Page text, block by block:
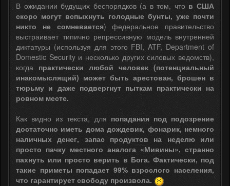
В ожидании будущих беспорядков (а в том, что в США
скоро могут вспыхнуть голодные бунты, уже почти
никто не сомневается) федеральное правительство
выстраивает типично репрессивную модель внутренней
диктатуры (используя для этого FBI, ATF, Department of
Domestic Security и несколько других силовых ведомств),
когда практически любой человек (потенциальный
инакомыслящий) может быть арестован, брошен в
тюрьму и даже подвергнут пыткам практически на
ровном месте.
Как видно из текста, для попадания под подозрение
достаточно иметь дома дождевик, фонарик, немного
наличных денег, запас продуктов на неделю или
просто пачку местного аналога «Мивины», странно
пахнуть или просто верить в Бога. Фактически, под
такие приметы попадает 99% взрослого населения,
что гарантирует свободу произвола.